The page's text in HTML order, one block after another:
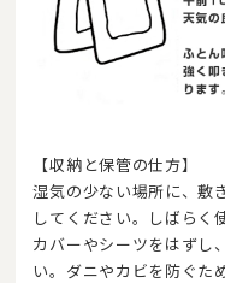
【収納と保管の仕方】
湿気の少ない場所に、敷
してください。しばらく
カバーやシーツをはずし
い。ダニやカビを防ぐた